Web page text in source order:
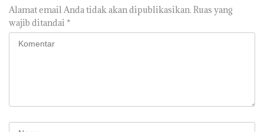
Alamat email Anda tidak akan dipublikasikan. Ruas yang
wajib ditandai *